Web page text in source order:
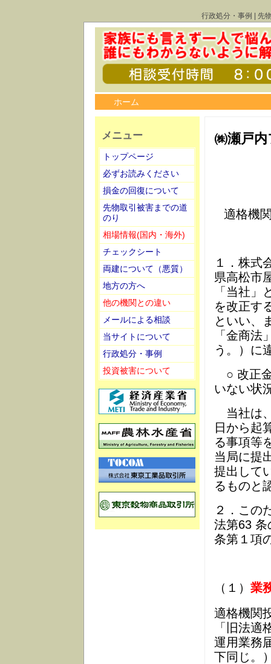
行政処分・事例 | 先
ホーム
㈱瀬戸
適格機
１．株式
県高松市
「当社
を改正す
といい、
「金商
う。）に
○ 改正
いない状
当社は
日から起
る事項等
当局に提
提出して
るものと
２．この
法第63 条
条第１項
（１） 業
適格機関
「旧法
運用業務
下同じ。
メニュー
トップページ
必ずお読みください
損金の回復について
先物取引被害までの道
のり
相場情報(国内・海外)
チェックシート
両建について（悪質）
地方の方へ
他の機関との違い
メールによる相談
当サイトについて
行政処分・事例
投資被害について